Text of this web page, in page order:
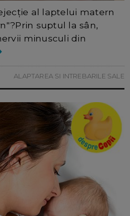
al laptelui matern
suptul la sân,
minusculi din
ALAPTAREA SI INTREBARILE SALE